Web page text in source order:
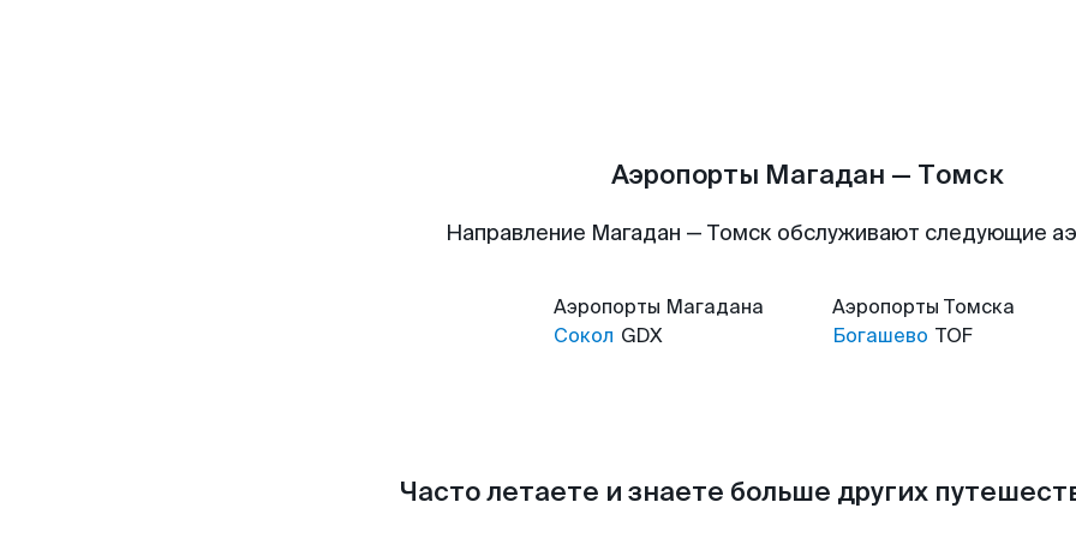
Аэропорты Магадан — Томск
Направление Магадан — Томск обслуживают следующие
Аэропорты Магадана
Сокол GDX
Аэропорты Томска
Богашево TOF
Часто летаете и знаете больше других